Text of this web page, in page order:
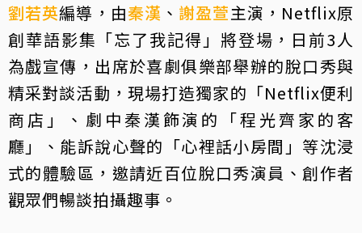
劉若英編導，由秦漢 、 謝盈萱主演，Netflix原
創華語影集「忘了我記得」將登場，日前3人
為戲宣傳，出席於喜劇俱樂部舉辦的脫口秀與
精采對談活動，現場打造獨家的「Netflix便利
商店」、劇中秦漢飾演的「程光齊家的客
廳」、能訴說心聲的「心裡話小房間」等沈浸
式的體驗區，邀請近百位脫口秀演員、創作者
觀眾們暢談拍攝趣事。